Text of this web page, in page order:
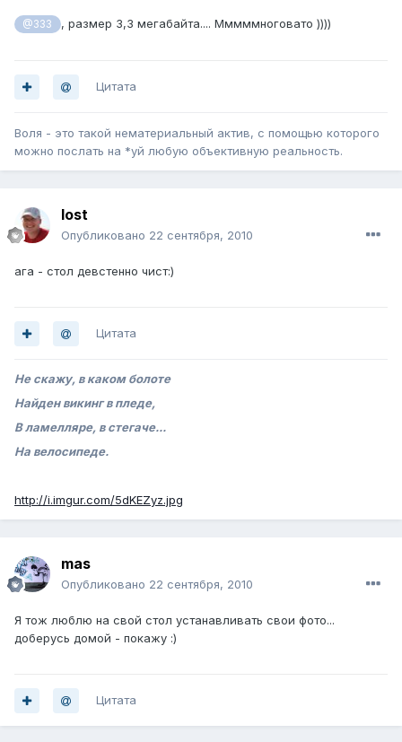
@333 , размер 3,3 мегабайта.... Мммммноговато ))))
Цитата
Воля - это такой нематериальный актив, с помощью которого
можно послать на *уй любую объективную реальность.
lost
Опубликовано 22 сентября, 2010
ага - стол девстенно чист:)
Цитата
Не скажу, в каком болоте
Найден викинг в пледе,
В ламелляре, в стегаче...
На велосипеде.
http://i.imgur.com/5dKEZyz.jpg
mas
Опубликовано 22 сентября, 2010
Я тож люблю на свой стол устанавливать свои фото...
доберусь домой - покажу :)
Цитата